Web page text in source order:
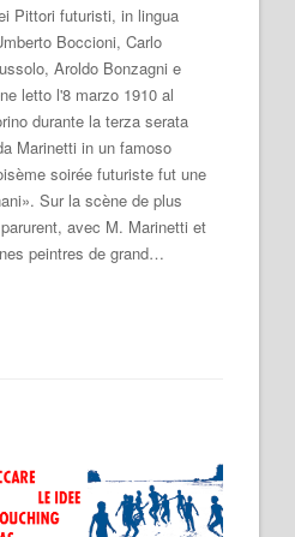
Pittori futuristi, in lingua
Boccioni, Carlo
Aroldo Bonzagni e
letto l'8 marzo 1910 al
durante la terza serata
Marinetti in un famoso
soirée futuriste fut une
Sur la scène de plus
avec M. Marinetti et
peintres de grand…